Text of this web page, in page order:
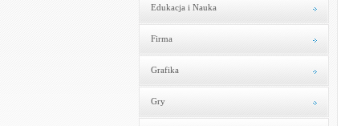
Edukacja i Nauka
Firma
Grafika
Gry